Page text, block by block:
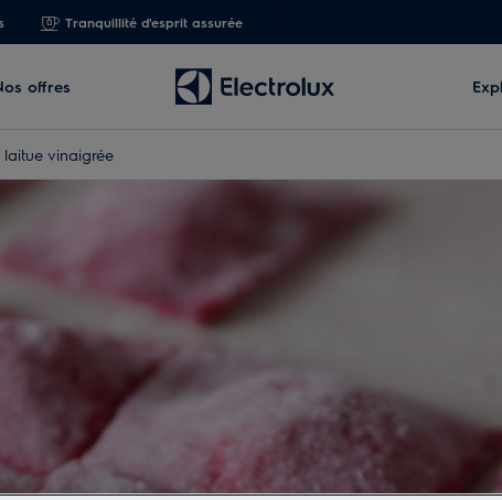
Tranquillité d'esprit assurée
offres
vinaigrée